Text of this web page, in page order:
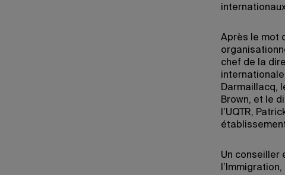
Après le mot
chef de la
Darmaillacq,
Brown, et le
l’UQTR,
Un conseiller